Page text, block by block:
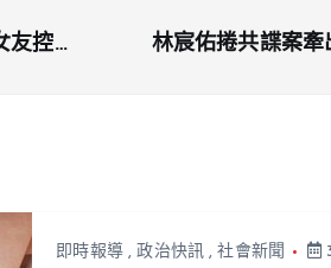
控遭
林宸佑捲共諜案牽
即時報導,政治快訊,社會新聞